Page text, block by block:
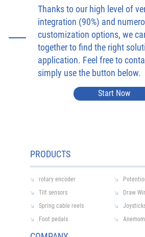
Thanks to our high level of
integration (90%) and
customization options, we
together to find the right
application. Feel free to
simply use the button below.
Start Now
PRODUCTS
rotary encoder
Tilt sensors
Draw
Spring cable reels
Foot pedals